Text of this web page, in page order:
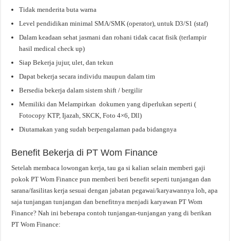
Tidak menderita buta warna
Level pendidikan minimal SMA/SMK (operator), untuk D3/S1 (staf)
Dalam keadaan sehat jasmani dan rohani tidak cacat fisik (terlampir
hasil medical check up)
Siap Bekerja jujur, ulet, dan tekun
Dapat bekerja secara individu maupun dalam tim
Bersedia bekerja dalam sistem shift / bergilir
Memiliki dan Melampirkan dokumen yang diperlukan seperti (
Fotocopy KTP, Ijazah, SKCK, Foto 4×6, Dll)
Diutamakan yang sudah berpengalaman pada bidangnya
Benefit Bekerja di PT Wom Finance
Setelah membaca lowongan kerja, tau ga si kalian selain memberi gaji
pokok PT Wom Finance pun memberi beri benefit seperti tunjangan dan
sarana/fasilitas kerja sesuai dengan jabatan pegawai/karyawannya loh, apa
saja tunjangan tunjangan dan benefitnya menjadi karyawan PT Wom
Finance? Nah ini beberapa contoh tunjangan-tunjangan yang di berikan
PT Wom Finance: